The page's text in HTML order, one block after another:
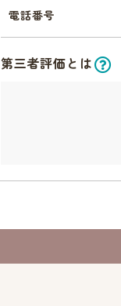
電話番号
第三者評価とは